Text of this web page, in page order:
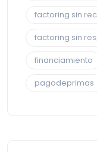
factoring sin
factoring sin
financiamiento
pagodeprimas